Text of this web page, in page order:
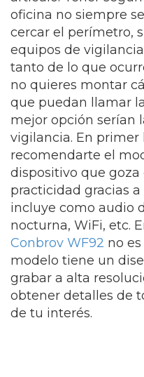
oficina no siempre
cercar el perímetro,
equipos de
tanto de lo que
no quieres montar
que puedan llamar
mejor opción serían
vigilancia. En primer
recomendarte el
dispositivo que
practicidad gracias
incluye como audio
nocturna, WiFi, etc.
Conbrov WF92 no
modelo tiene un
grabar a alta
obtener detalles de
de tu interés.